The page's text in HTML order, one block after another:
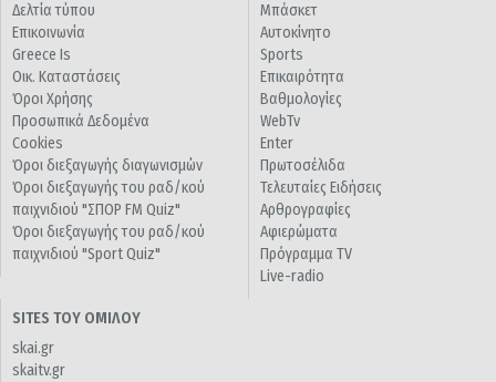
Δελτία τύπου
Επικοινωνία
Greece Is
Οικ. Καταστάσεις
Όροι Χρήσης
Προσωπικά Δεδομένα
Cookies
Όροι διεξαγωγής διαγωνισμών
Όροι διεξαγωγής του ραδ/κού
παιχνιδιού "ΣΠΟΡ FM Quiz"
Όροι διεξαγωγής του ραδ/κού
παιχνιδιού "Sport Quiz"
Μπάσκετ
Αυτοκίνητο
Sports
Επικαιρότητα
Βαθμολογίες
WebTv
Enter
Πρωτοσέλιδα
Τελευταίες Ειδήσεις
Αρθρογραφίες
Αφιερώματα
Πρόγραμμα TV
Live-radio
SITES ΤΟΥ ΟΜΙΛΟΥ
skai.gr
skaitv.gr